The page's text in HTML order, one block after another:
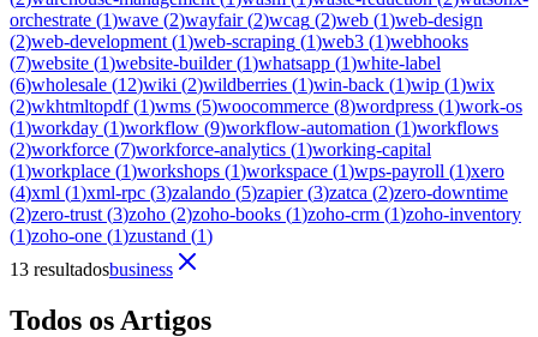
orchestrate (1)wave (2)wayfair(2)wcag (2)web (1)web-design
(2)web-development (1)web-scraping (1)web3 (1)webhooks
(7)website (1)website-builder(1)whatsapp (1)white-label
(6)wholesale (12)wiki (2)wildberries (1)win-back (1)wip (1)wix
(2)wkhtmltopdf(1)wms (5)woocommerce (8)wordpress (1)work-os
(1)workday (1)workflow (9)workflow-automation (1)workflows
(2)workforce (7)workforce-analytics (1)working-capital
(1)workplace (1)workshops (1)workspace (1)wps-payroll (1)xero
(4)xml (1)xml-rpc (3)zalando (5)zapier(3)zatca (2)zero-downtime
(2)zero-trust (3)zoho (2)zoho-books (1)zoho-crm (1)zoho-inventory
(1)zoho-one (1)zustand (1)
13 resultadosbusiness
Todos os Artigos